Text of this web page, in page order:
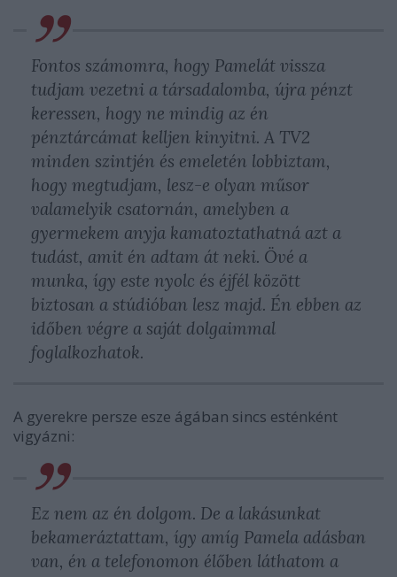
Fontos számomra, hogy Pamelát vissza
tudjam vezetni a társadalomba, újra pénzt
keressen, hogy ne mindig az én
pénztárcámat kelljen kinyitni. A TV2
minden szintjén és emeletén lobbiztam,
hogy megtudjam, lesz-e olyan műsor
valamelyik csatornán, amelyben a
gyermekem anyja kamatoztathatná azt a
tudást, amit én adtam át neki. Övé a
munka, így este nyolc és éjfél között
biztosan a stúdióban lesz majd. Én ebben az
időben végre a saját dolgaimmal
foglalkozhatok.
A gyerekre persze esze ágában sincs esténként
vigyázni:
Ez nem az én dolgom. De a lakásunkat
bekameráztattam, így amíg Pamela adásban
van, én a telefonomon élőben láthatom a